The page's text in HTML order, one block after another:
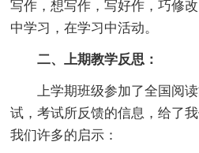
写作，想写作，写好作，巧修
中学习，在学习中活动。
二、上期教学反思：
上学期班级参加了全国阅读
试，考试所反馈的信息，给了
我们许多的启示：